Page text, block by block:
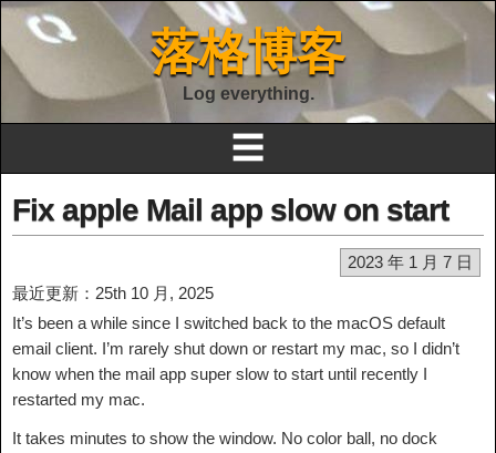
落格博客
Log everything.
☰
Fix apple Mail app slow on start
2023 年 1 月 7 日
最近更新：25th 10 月, 2025
It’s been a while since I switched back to the macOS default
email client. I’m rarely shut down or restart my mac, so I didn’t
know when the mail app super slow to start until recently I
restarted my mac.
It takes minutes to show the window. No color ball, no dock